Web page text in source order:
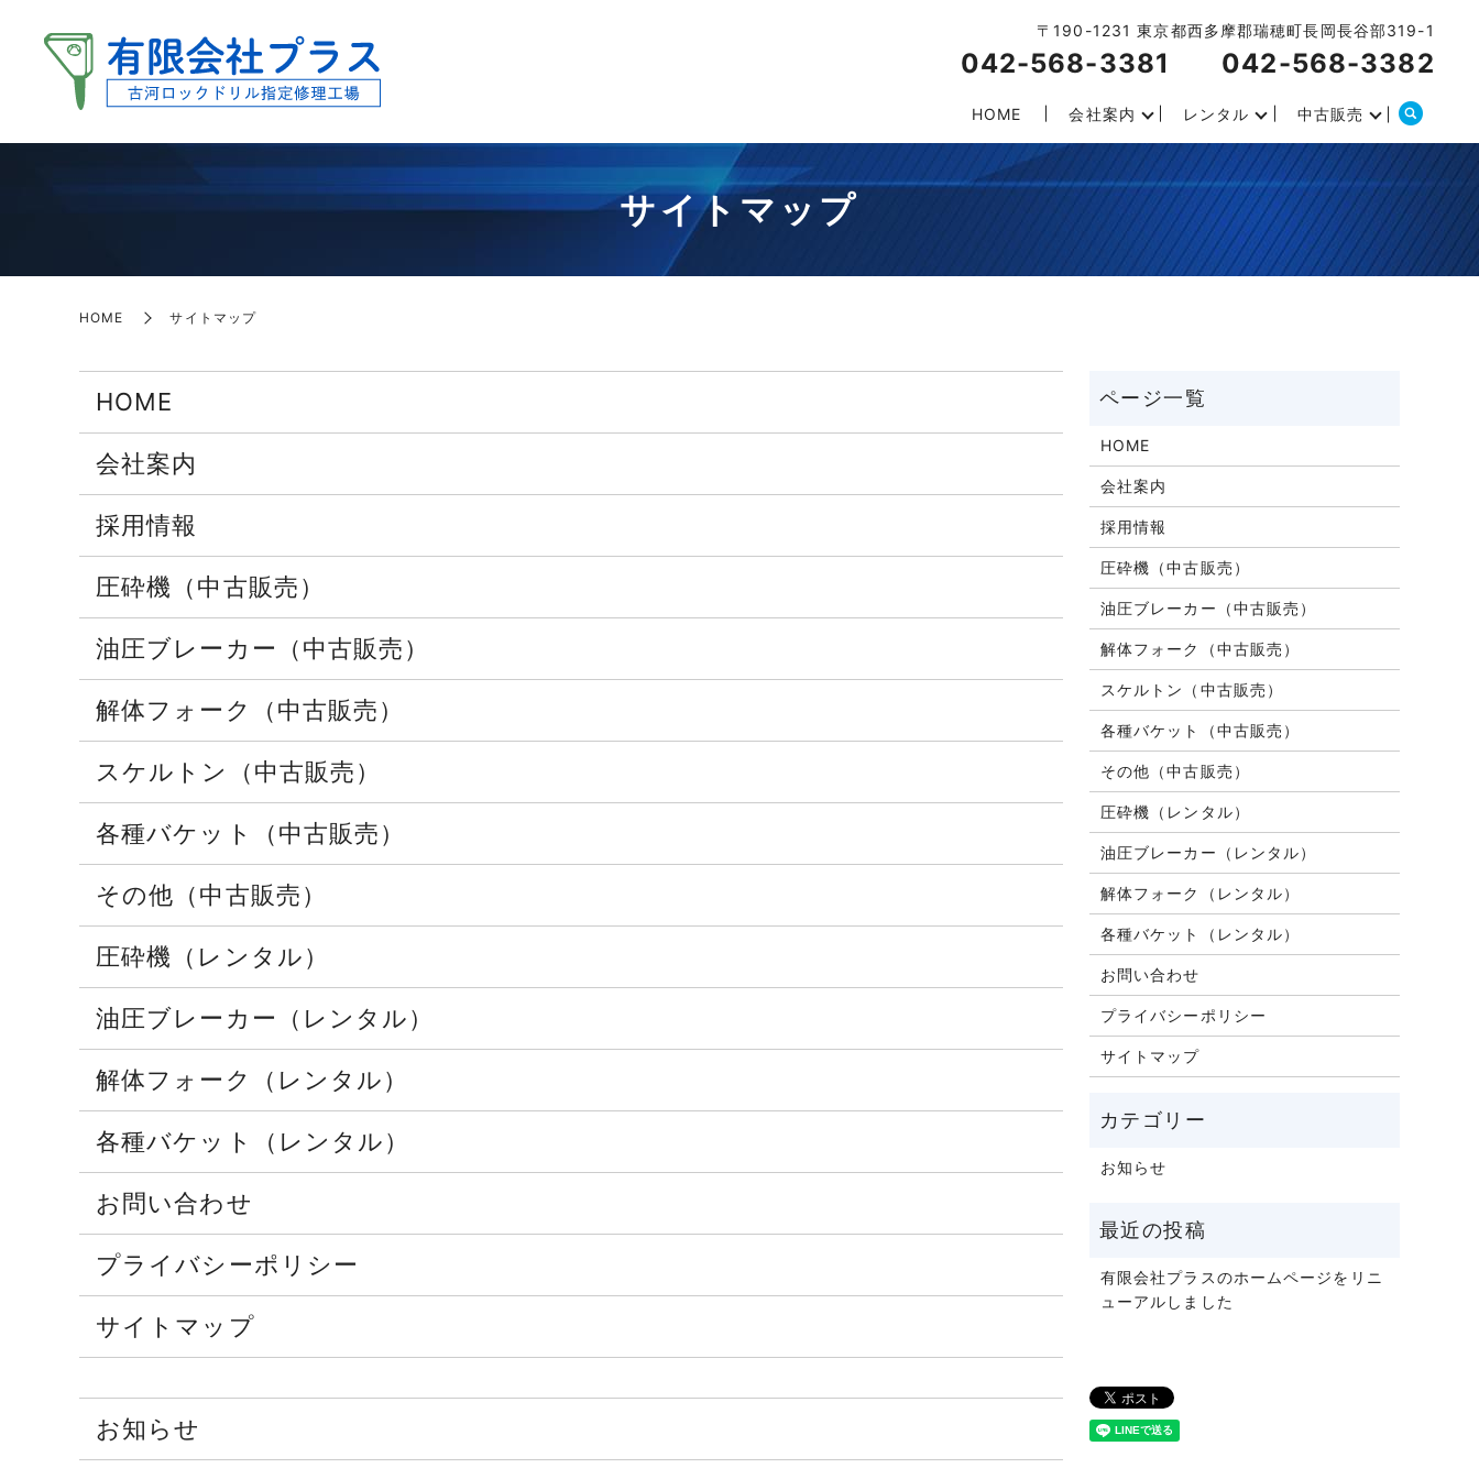
HOME 会社案内 レンタル 中古販売
〒190-1231 東京都西多摩郡瑞穂町長岡長谷部319-1
042-568-3381 042-568-3382
サイトマップ
HOME サイトマップ
HOME
会社案内
採用情報
圧砕機（中古販売）
油圧ブレーカー（中古販売）
解体フォーク（中古販売）
スケルトン（中古販売）
各種バケット（中古販売）
その他（中古販売）
圧砕機（レンタル）
油圧ブレーカー（レンタル）
解体フォーク（レンタル）
各種バケット（レンタル）
お問い合わせ
プライバシーポリシー
サイトマップ
お知らせ
HOME
会社案内
採用情報
圧砕機（中古販売）
油圧ブレーカー（中古販売）
解体フォーク（中古販売）
スケルトン（中古販売）
各種バケット（中古販売）
その他（中古販売）
圧砕機（レンタル）
油圧ブレーカー（レンタル）
解体フォーク（レンタル）
各種バケット（レンタル）
お問い合わせ
プライバシーポリシー
サイトマップ
お知らせ
有限会社プラスのホームページをリニ
ューアルしました